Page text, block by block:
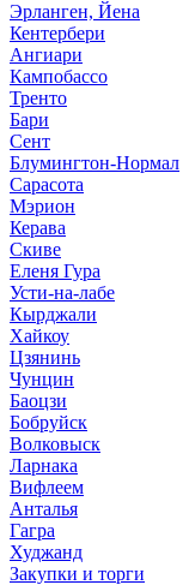
Эрланген, Йена
Кентербери
Ангиари
Кампобассо
Тренто
Бари
Сент
Блумингтон-Нормал
Сарасота
Мэрион
Керава
Скиве
Еленя Гура
Усти-на-лабе
Кырджали
Хайкоу
Цзянинь
Чунцин
Баоцзи
Бобруйск
Волковыск
Ларнака
Вифлеем
Анталья
Гагра
Худжанд
Закупки и торги